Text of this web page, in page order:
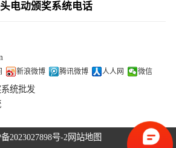
电动颁奖系统电话
新浪微博 腾讯微博 人人网 微信
统批发
2023027898号-2 网站地图